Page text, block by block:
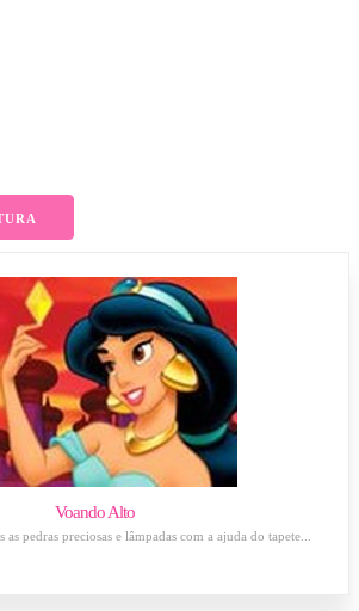
Voando Alto
pedras preciosas e lâmpadas com a ajuda do tapete...